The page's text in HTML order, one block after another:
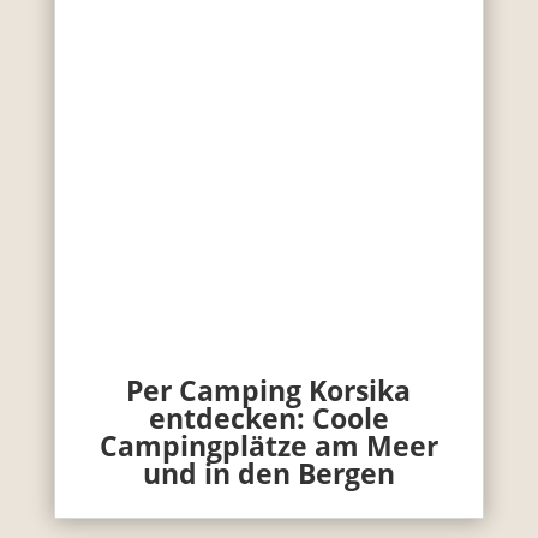
Per Camping Korsika
entdecken: Coole
Campingplätze am Meer
und in den Bergen